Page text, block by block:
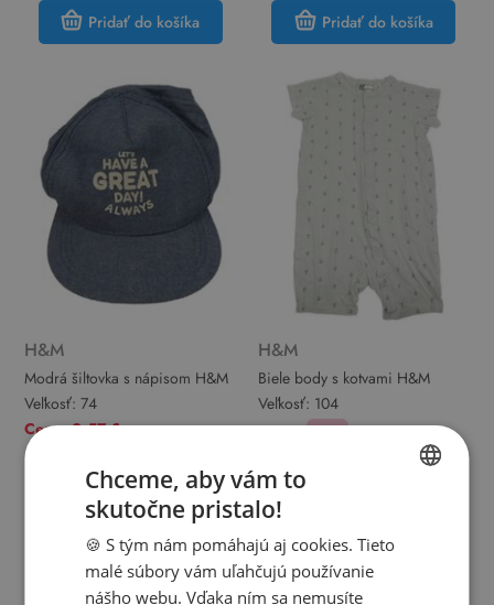
Pridať do košíka Pridať do košíka
H&M
Modrá šiltovka s nápisom H&M
Veľkosť: 74
Cena: 2,57 €
Pridať do košíka
H&M
Biele body s kotvami H&M
Veľkosť: 104
3,44 € -31% 2,40 €
ENGLISH
Chceme, aby vám to
skutočne pristalo!
🍪 S tým nám pomáhajú aj cookies. Tieto
malé súbory vám uľahčujú používanie
nášho webu. Vďaka ním sa nemusíte